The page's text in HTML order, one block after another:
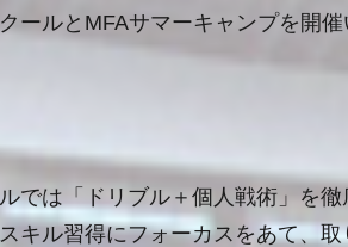
ールとMFAサマーキャンプを開催
では「ドリブル＋個人戦術」を
キル習得にフォーカスをあて、